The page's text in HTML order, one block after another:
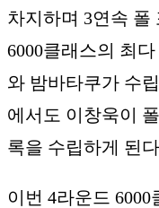
차지하며 3연속 폴
6000클래스의 최
와 밤바타쿠가 수
에서도 이창욱이
록을 수립하게 된
이번 4라운드